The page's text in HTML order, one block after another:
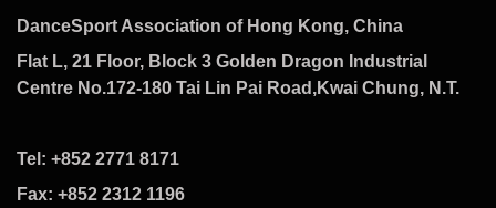
DanceSport Association of Hong Kong, China
Flat L, 21 Floor, Block 3 Golden Dragon Industrial
Centre No.172-180 Tai Lin Pai Road,Kwai Chung, N.T.
Tel: +852 2771 8171
Fax: +852 2312 1196